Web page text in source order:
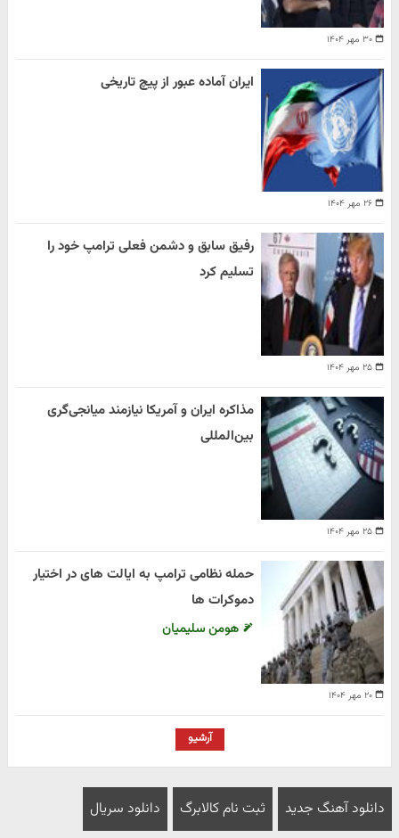
۳۰ مهر ۱۴۰۴
۲۶ مهر ۱۴۰۴
ایران آماده عبور از پیچ تاریخی
۲۵ مهر ۱۴۰۴
رفیق سابق و دشمن فعلی ترامپ خود را
تسلیم کرد
۲۵ مهر ۱۴۰۴
مذاکره ایران و آمریکا نیازمند میانجی‌گری
بین‌المللی
۲۰ مهر ۱۴۰۴
حمله نظامی ترامپ به ایالت های در اختیار
دموکرات ها
هومن سلیمیان
آرشیو
دانلود آهنگ جدید ثبت نام کالابرگ دانلود سریال